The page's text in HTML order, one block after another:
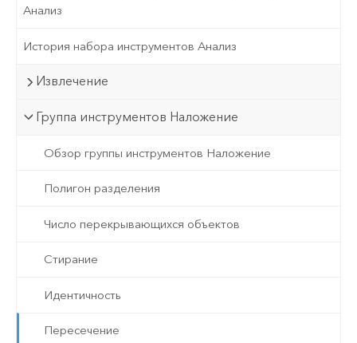
Анализ
История набора инструментов Анализ
Извлечение
Группа инструментов Наложение
Обзор группы инструментов Наложение
Полигон разделения
Число перекрывающихся объектов
Стирание
Идентичность
Пересечение